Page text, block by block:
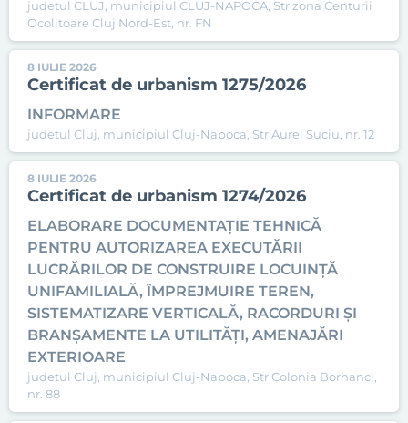
judetul CLUJ, municipiul CLUJ-NAPOCA, Str zona Centurii
Ocolitoare Cluj Nord-Est, nr. FN
8 IULIE 2026
Certificat de urbanism 1275/2026
INFORMARE
judetul Cluj, municipiul Cluj-Napoca, Str Aurel Suciu, nr. 12
8 IULIE 2026
Certificat de urbanism 1274/2026
ELABORARE DOCUMENTAȚIE TEHNICĂ
PENTRU AUTORIZAREA EXECUTĂRII
LUCRĂRILOR DE CONSTRUIRE LOCUINȚĂ
UNIFAMILIALĂ, ÎMPREJMUIRE TEREN,
SISTEMATIZARE VERTICALĂ, RACORDURI ȘI
BRANȘAMENTE LA UTILITĂȚI, AMENAJĂRI
EXTERIOARE
judetul Cluj, municipiul Cluj-Napoca, Str Colonia Borhanci,
nr. 88